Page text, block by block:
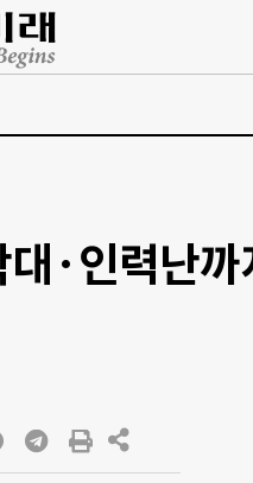
·인력난